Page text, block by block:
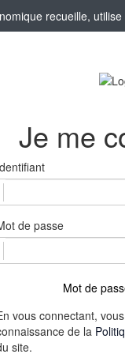
recueille,
Je me
de passe
Mot de
vous connectant,
de la
site.